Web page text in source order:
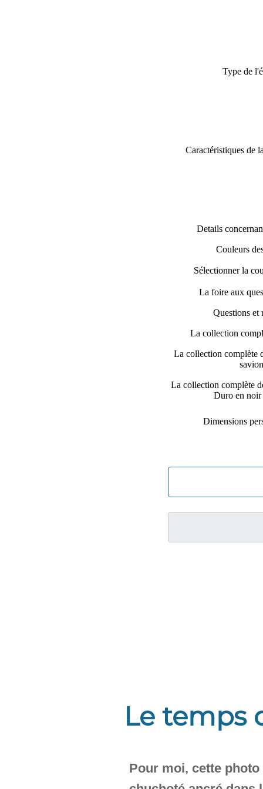
Type de
Caractéristiques de
Details
Couleurs
Sélectionner la
La foire aux
Questions et
La collection
La collection complète
La collection complète
Duro en noir
Dimensions
Le temps
Pour moi, cette